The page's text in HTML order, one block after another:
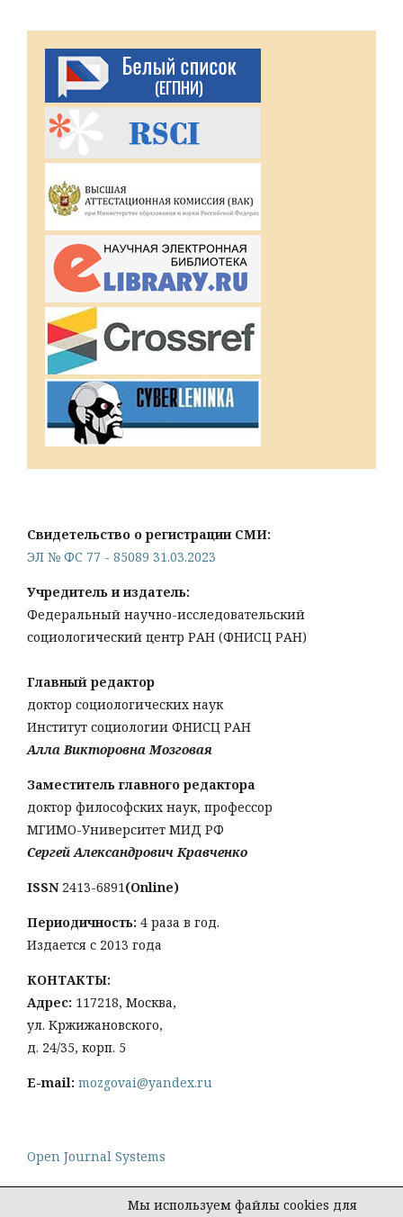
Свидетельство о регистрации СМИ:
ЭЛ № ФС 77 - 85089 31.03.2023
Учредитель и издатель:
Федеральный научно-исследовательский
социологический центр РАН (ФНИСЦ РАН)
Главный редактор
доктор социологических наук
Институт социологии ФНИСЦ РАН
Алла Викторовна Мозговая
Заместитель главного редактора
доктор философских наук, профессор
МГИМО-Университет МИД РФ
Сергей Александрович Кравченко
ISSN 2413-6891(Online)
Периодичность: 4 раза в год.
Издается с 2013 года
КОНТАКТЫ:
Адрес: 117218, Москва,
ул. Кржижановского,
д. 24/35, корп. 5
E-mail: mozgovai@yandex.ru
Open Journal Systems
Мы используем файлы cookies для